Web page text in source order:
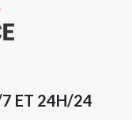
ET 24H/24